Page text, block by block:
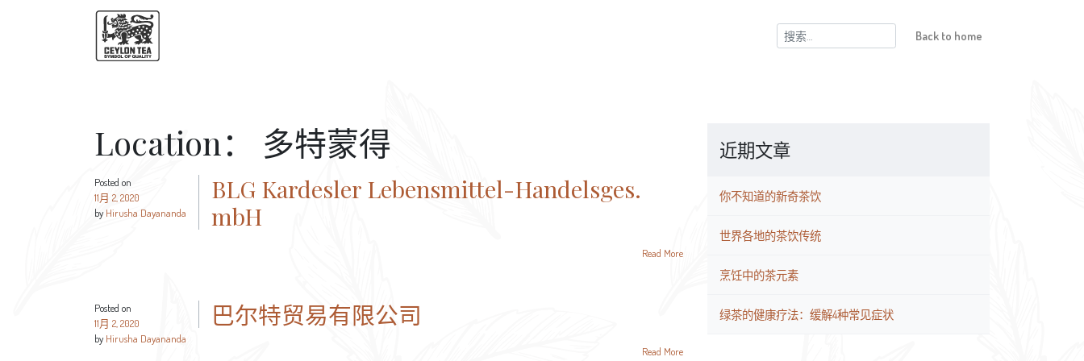
搜
索：
Back to home
Location： 多特蒙得
Posted on
11月 2, 2020
byHirusha Dayananda
BLG Kardesler Lebensmittel-Handelsges.
mbH
Read More
Posted on
11月 2, 2020
by Hirusha Dayananda
巴尔特贸易有限公司
Read More
近期文章
你不知道的新奇茶饮
世界各地的茶饮传统
烹饪中的茶元素
绿茶的健康疗法：缓解4种常见症状